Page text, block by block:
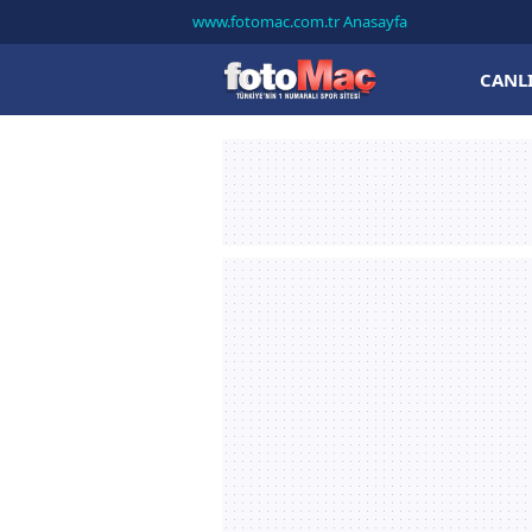
www.fotomac.com.tr Anasayfa